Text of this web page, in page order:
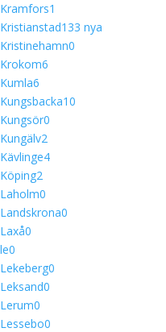
Kramfors1
Kristianstad133 nya
Kristinehamn0
Krokom6
Kumla6
Kungsbacka10
Kungsör0
Kungälv2
Kävlinge4
Köping2
Laholm0
Landskrona0
Laxå0
le0
Lekeberg0
Leksand0
Lerum0
Lessebo0